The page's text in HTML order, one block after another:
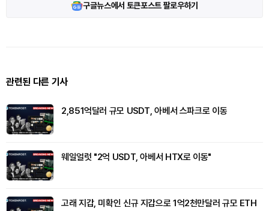
구글뉴스에서 토큰포스트 팔로우하기
관련된 다른 기사
2,851억달러 규모 USDT, 아베서 스파크로 이동
웨일얼럿 "2억 USDT, 아베서 HTX로 이동"
고래 지갑, 미확인 신규 지갑으로 1억2천만달러 규모 ETH